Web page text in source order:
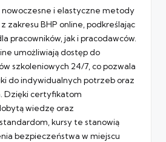
nowoczesne i elastyczne metody
zakresu BHP online, podkreślając
pracowników, jak i pracodawców.
umożliwiają dostęp do
szkoleniowych 24/7, co pozwala
do indywidualnych potrzeb oraz
Dzięki certyfikatom
wiedzę oraz
kursy te stanowią
bezpieczeństwa w miejscu